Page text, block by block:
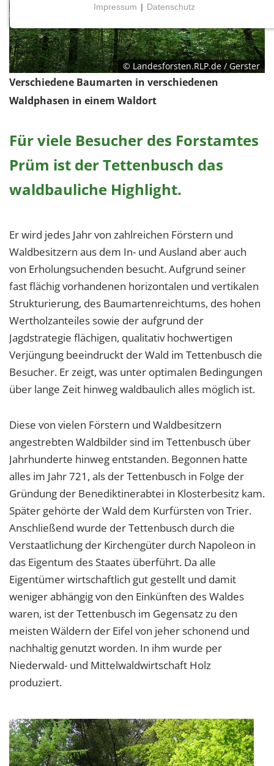
© Landesforsten.RLP.de / Gerster
Verschiedene Baumarten in verschiedenen
Waldphasen in einem Waldort
Für viele Besucher des Forstamtes
Prüm ist der Tettenbusch das
waldbauliche Highlight.
Er wird jedes Jahr von zahlreichen Förstern und
Waldbesitzern aus dem In- und Ausland aber auch
von Erholungsuchenden besucht. Aufgrund seiner
fast flächig vorhandenen horizontalen und vertikalen
Strukturierung, des Baumartenreichtums, des hohen
Wertholzanteiles sowie der aufgrund der
Jagdstrategie flächigen, qualitativ hochwertigen
Verjüngung beeindruckt der Wald im Tettenbusch die
Besucher. Er zeigt, was unter optimalen Bedingungen
über lange Zeit hinweg waldbaulich alles möglich ist.
Diese von vielen Förstern und Waldbesitzern
angestrebten Waldbilder sind im Tettenbusch über
Jahrhunderte hinweg entstanden. Begonnen hatte
alles im Jahr 721, als der Tettenbusch in Folge der
Gründung der Benediktinerabtei in Klosterbesitz kam.
Später gehörte der Wald dem Kurfürsten von Trier.
Anschließend wurde der Tettenbusch durch die
Verstaatlichung der Kirchengüter durch Napoleon in
das Eigentum des Staates überführt. Da alle
Eigentümer wirtschaftlich gut gestellt und damit
weniger abhängig von den Einkünften des Waldes
waren, ist der Tettenbusch im Gegensatz zu den
meisten Wäldern der Eifel von jeher schonend und
nachhaltig genutzt worden. In ihm wurde per
Niederwald- und Mittelwaldwirtschaft Holz
produziert.
Notwendige Cookies ermöglichen grundlegende
Funktionen und sind für die einwandfreie Funktion
der Website erforderlich.
Einverständnis-Cookie
cookie_consent
Dieser Cookie speichert die ausgewählten
Einverständnis-Optionen des Benutzers
EXTERNE MEDIEN
Um Inhalte von Videoplattformen und Social Media
Plattformen anzeigen zu können, werden von
diesen externen Medien Cookies gesetzt.
YouTube
Impressum | Datenschutz